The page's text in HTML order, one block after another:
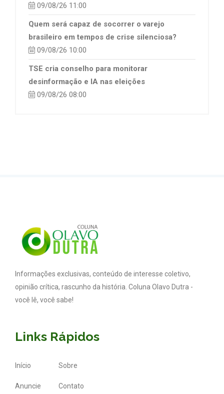
09/08/26 11:00
Quem será capaz de socorrer o varejo
brasileiro em tempos de crise silenciosa?
09/08/26 10:00
TSE cria conselho para monitorar
desinformação e IA nas eleições
09/08/26 08:00
Informações exclusivas, conteúdo de interesse coletivo,
opinião crítica, rascunho da história. Coluna Olavo Dutra -
você lê, você sabe!
Links Rápidos
Início Sobre
Anuncie Contato